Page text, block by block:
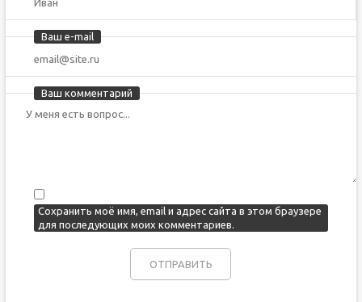
Ваш e-mail
Ваш комментарий
Сохранить моё имя, email и адрес сайта в этом браузере
для последующих моих комментариев.